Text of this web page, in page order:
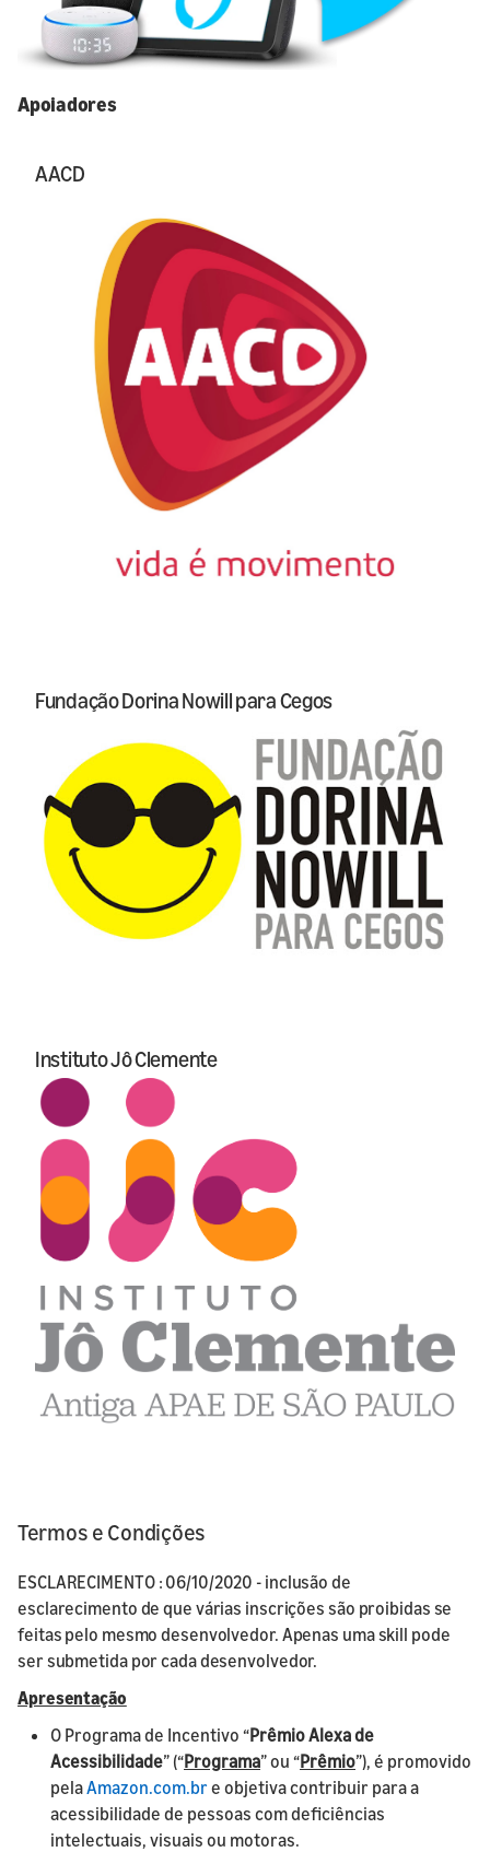
Apoiadores
AACD
Fundação Dorina Nowill para Cegos
Instituto Jô Clemente
Termos e Condições
ESCLARECIMENTO : 06/10/2020 - inclusão de
esclarecimento de que várias inscrições são proibidas se
feitas pelo mesmo desenvolvedor. Apenas uma skill pode
ser submetida por cada desenvolvedor.
Apresentação
O Programa de Incentivo “Prêmio Alexa de
Acessibilidade” (“Programa” ou “Prêmio”), é promovido
pelaAmazon.com.bre objetiva contribuir para a
acessibilidade de pessoas com deficiências
intelectuais, visuais ou motoras.